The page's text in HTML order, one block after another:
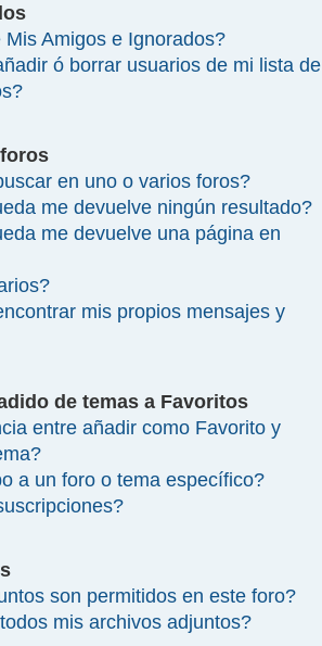
Amigos e Ignorados?
ó borrar usuarios de mi lista de
en uno o varios foros?
me devuelve ningún resultado?
me devuelve una página en
mis propios mensajes y
de temas a Favoritos
entre añadir como Favorito y
a un foro o tema específico?
son permitidos en este foro?
mis archivos adjuntos?